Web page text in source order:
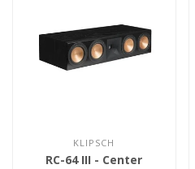
KLIPSCH
RC-64 III - Center